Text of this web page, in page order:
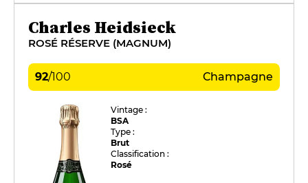
Charles Heidsieck
ROSÉ RÉSERVE (MAGNUM)
92/100 Champagne
Vintage :
BSA
Type :
Brut
Classification :
Rosé